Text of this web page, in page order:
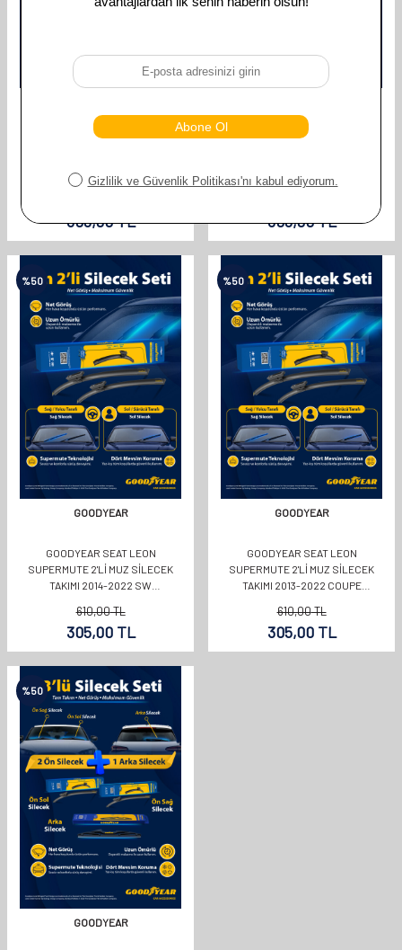
GOODYEAR SEAT LEON
TAKIMI 2005-2009 HATCHBACK (5
KAPI) (650MM+650MM)
305,00TL
GOODYEAR SEAT LEON
TAKIMI 1998-2004 HATCHBACK (5
KAPI) (530MM+480MM)
305,00TL
%50
GOODYEAR
GOODYEAR SEAT LEON
SUPERMUTE 2'LI MUZ SILECEK
TAKIMI 2014-2022 SW
610,00TL
305,00TL
%50
GOODYEAR
GOODYEAR SEAT LEON
SUPERMUTE 2'LI MUZ SILECEK
TAKIMI 2013-2022 COUPE
610,00TL
305,00TL
%50
GOODYEAR